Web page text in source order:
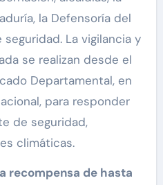
la Defensoría del
La vigilancia y
se realizan desde el
Departamental, en
para responder
de seguridad,
climáticas.